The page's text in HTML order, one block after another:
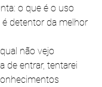
o que é o uso
detentor da melhor
não vejo
de entrar, tentarei